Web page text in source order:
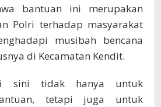
bantuan ini merupakan
Polri terhadap masyarakat
musibah bencana
di Kecamatan Kendit.
sini tidak hanya untuk
tetapi juga untuk